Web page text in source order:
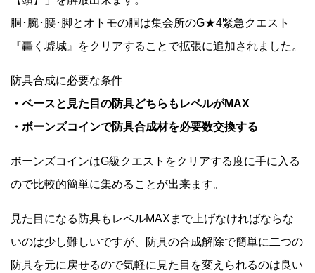
胴･腕･腰･脚とオトモの胴は集会所のG★4緊急クエスト
『轟く墟城』をクリアすることで拡張に追加されました。
防具合成に必要な条件
・ベースと見た目の防具どちらもレベルがMAX
・ボーンズコインで防具合成材を必要数交換する
ボーンズコインはG級クエストをクリアする度に手に入る
ので比較的簡単に集めることが出来ます。
見た目になる防具もレベルMAXまで上げなければならな
いのは少し難しいですが、防具の合成解除で簡単に二つの
防具を元に戻せるので気軽に見た目を変えられるのは良い